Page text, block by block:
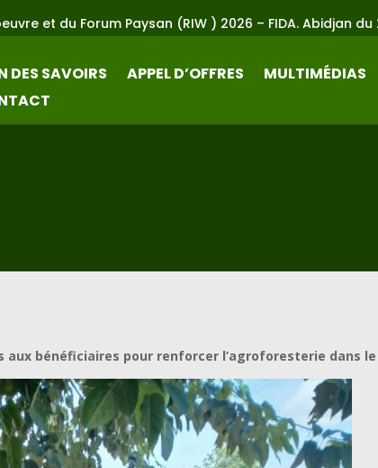
(RIW ) 2026 – FIDA. Abidjan du 23 au 25 Juin 2026
DES SAVOIRS APPEL D’OFFRES
MULTIMÉDIAS
bénéficiaires pour renforcer l’agroforesterie dans